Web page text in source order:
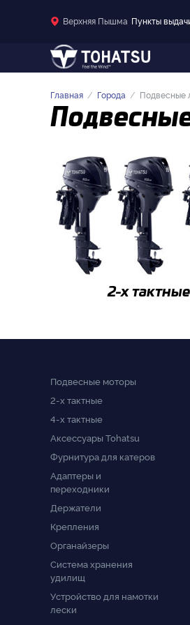
Верхняя Пышма Пункты
Главная Города Подвесные
2-x тактные
Подвесные моторы
2-x тактные
4-x тактные
Аксессуары Tohatsu
Фурнитура для катеров
Адаптеры и
переходники
Держатели
Крепления
Органайзеры
Система хранения
удилищ
Устройство для намотки
лески